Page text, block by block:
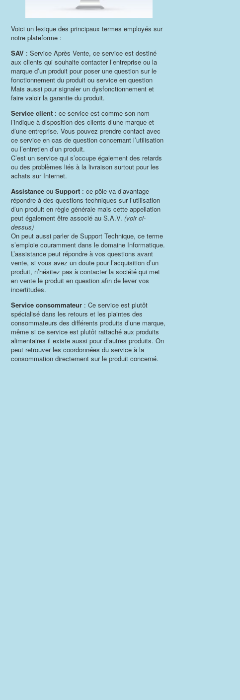
Voici un lexique des principaux termes employés sur
notre plateforme :
SAV: Service Après Vente, ce service est destiné
aux clients qui souhaite contacter l’entreprise ou la
marque d’un produit pour poser une question sur le
fonctionnement du produit ou service en question
Mais aussi pour signaler un dysfonctionnement et
faire valoir la garantie du produit.
Service client: ce service est comme son nom
l’indique à disposition des clients d’une marque et
d’une entreprise. Vous pouvez prendre contact avec
ce service en cas de question concernant l’utilisation
ou l’entretien d’un produit.
C’est un service qui s’occupe également des retards
ou des problèmes liés à la livraison surtout pour les
achats sur Internet.
Assistanceou Support: ce pôle va d’avantage
répondre à des questions techniques sur l’utilisation
d’un produit en règle générale mais cette appellation
peut également être associé au S.A.V. (voir ci-
dessus)
On peut aussi parler de Support Technique, ce terme
s’emploie couramment dans le domaine Informatique.
L’assistance peut répondre à vos questions avant
vente, si vous avez un doute pour l’acquisition d’un
produit, n’hésitez pas à contacter la société qui met
en vente le produit en question afin de lever vos
incertitudes.
Service consommateur: Ce service est plutôt
spécialisé dans les retours et les plaintes des
consommateurs des différents produits d’une marque,
même si ce service est plutôt rattaché aux produits
alimentaires il existe aussi pour d’autres produits. On
peut retrouver les coordonnées du service à la
consommation directement sur le produit concerné.